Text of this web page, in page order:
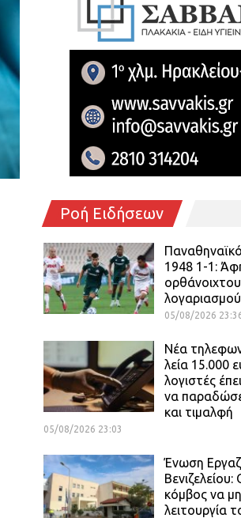
Ροή Ειδήσεων
1948 1-1:
05/08/2026
Νέα
λεία 15.000
λογιστές
να
και τιμαλφή
05/08/2026 23:03
Ένωση
Βενιζελείου:
κόμβος να
λειτουργία